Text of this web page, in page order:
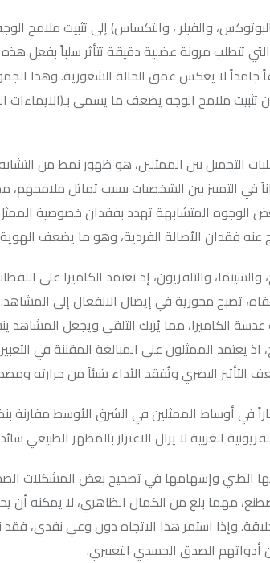
، والتكساس) إلى تثبيت ملامح الوجه وتقييد
عضلية دقيقة تتأثر سلباً بفعل هذه التدخلات
يعكس عمق الحالة الشعورية. وهذا الجمود يحرم
الوجه يضعف ما يسمى بـ(الايماءات الدقيقة)
الممثلين، هو ظهور نمط من التشابه البصري
الشخصيات بسبب تماثل ملامحهم، مما يؤدي إلى
تهدد بفقدان خصوصية الممثل، التي كانت
الفردية، وهو ما يضعف الهوية البصرية
إذ تعتمد الكاميرا على اللقطات القريبة
في إيصال الانفعال إلى المشاهد. وعندما
مما يُربك التلقي ويجعل المشاهد ينشغل
على المبالغة المقننة في التعبير للوصول إلى
وتُفقد الأداء شيئاً من حرارته ومصداقيته.
في الشرق الأوسط مقارنة بنظرائهم في
لا يزال الاعتزاز بالمظهر الطبيعي سائداً.
في تصحيح بعض المشكلات الصحية أو
بلغ من الكمال الظاهري، لا يمكنه أن يحل محل
هذا الاتجاه دون وعي نقدي، فقد نجد
الجسدي التعبيري.